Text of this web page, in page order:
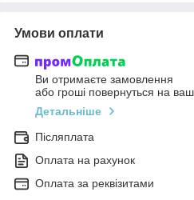
Умови оплати
Ви отримаєте замовлення
або гроші повернуться на
Детальніше
Післяплата
Оплата на рахунок
Оплата за реквізитами